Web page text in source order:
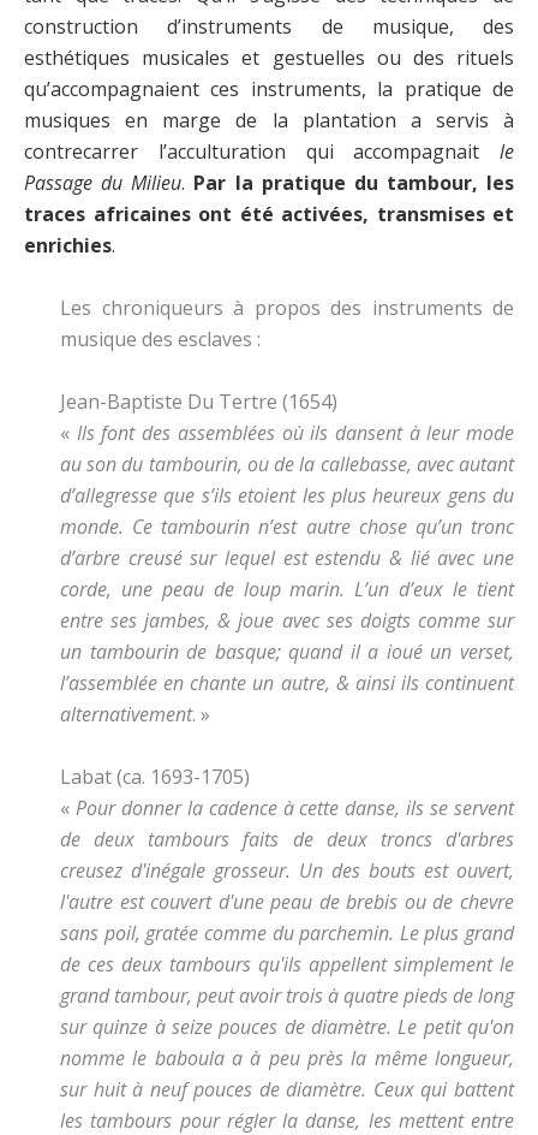
construction d’instruments de musique, des
esthétiques musicales et gestuelles ou des rituels
qu’accompagnaient ces instruments, la pratique de
musiques en marge de la plantation a servis à
contrecarrer l’acculturation qui accompagnait le
Passage du Milieu. Par la pratique du tambour, les
traces africaines ont été activées, transmises et
enrichies.
Les chroniqueurs à propos des instruments de
musique des esclaves :
Jean-Baptiste Du Tertre (1654)
« Ils font des assemblées où ils dansent à leur mode
au son du tambourin, ou de la callebasse, avec autant
d’allegresse que s’ils etoient les plus heureux gens du
monde. Ce tambourin n’est autre chose qu’un tronc
d’arbre creusé sur lequel est estendu & lié avec une
corde, une peau de loup marin. L’un d’eux le tient
entre ses jambes, & joue avec ses doigts comme sur
un tambourin de basque; quand il a ioué un verset,
l’assemblée en chante un autre, & ainsi ils continuent
alternativement. »
Labat (ca. 1693-1705)
« Pour donner la cadence à cette danse, ils se servent
de deux tambours faits de deux troncs d'arbres
creusez d'inégale grosseur. Un des bouts est ouvert,
l'autre est couvert d'une peau de brebis ou de chevre
sans poil, gratée comme du parchemin. Le plus grand
de ces deux tambours qu'ils appellent simplement le
grand tambour, peut avoir trois à quatre pieds de long
sur quinze à seize pouces de diamètre. Le petit qu'on
nomme le baboula a à peu près la même longueur,
sur huit à neuf pouces de diamètre. Ceux qui battent
les tambours pour régler la danse, les mettent entre